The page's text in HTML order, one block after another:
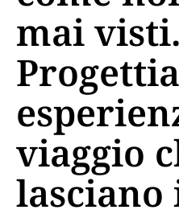
mai visti.
viaggio
lasciano